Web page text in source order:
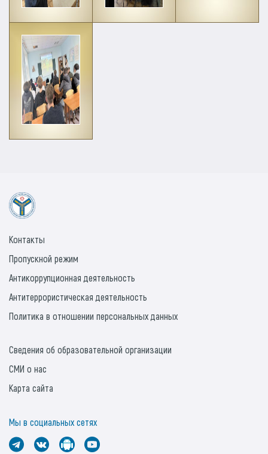
Контакты
Пропускной режим
Антикоррупционная деятельность
Антитеррористическая деятельность
Политика в отношении персональных данных
Сведения об образовательной организации
СМИ о нас
Карта сайта
Мы в социальных сетях